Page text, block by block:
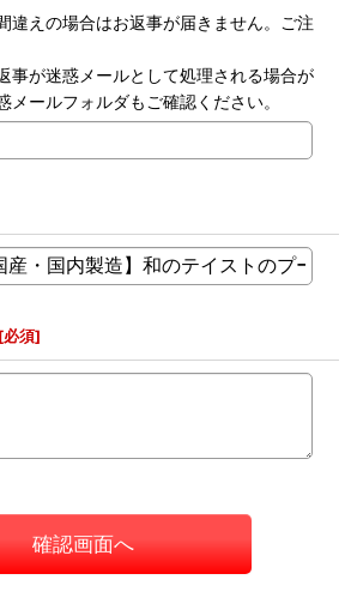
違えの場合はお返事が届きません。ご注
事が迷惑メールとして処理される場合が
メールフォルダもご確認ください。
[必須]
確認画面へ